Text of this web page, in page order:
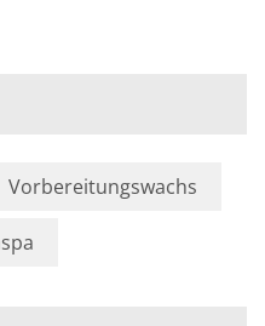
Vorbereitungswachs